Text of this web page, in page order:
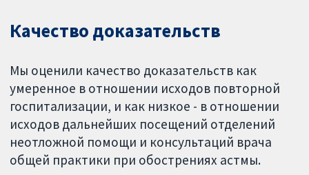
Качество доказательств
Мы оценили качество доказательств как
умеренное в отношении исходов повторной
госпитализации, и как низкое - в отношении
исходов дальнейших посещений отделений
неотложной помощи и консультаций врача
общей практики при обострениях астмы.